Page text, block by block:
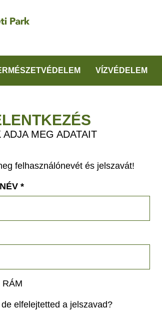
VÍZVÉDELEM
ADJA MEG ADATAIT
felhasználónevét és jelszavát!
*
RÁM
elfelejtetted a jelszavad?